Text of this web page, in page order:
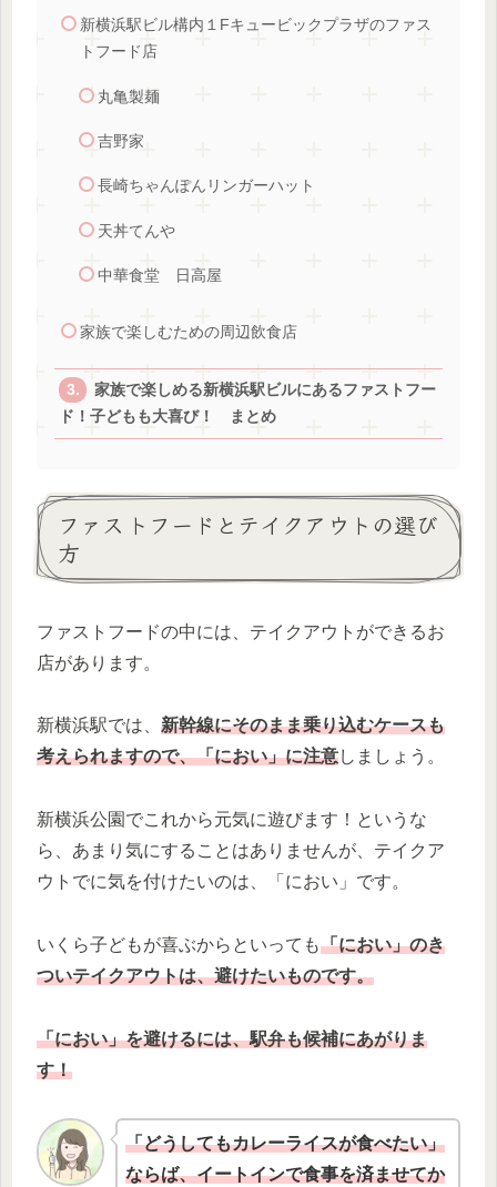
新横浜駅ビル構内１Fキュービックプラザのファス
トフード店
丸亀製麺
吉野家
長崎ちゃんぽんリンガーハット
天丼てんや
中華食堂 日高屋
家族で楽しむための周辺飲食店
家族で楽しめる新横浜駅ビルにあるファストフー
ド！子どもも大喜び！ まとめ
ファストフードとテイクアウトの選び
方
ファストフードの中には、テイクアウトができるお
店があります。
新横浜駅では、 新幹線にそのまま乗り込むケースも
考えられますので、「におい」に注意しましょう。
新横浜公園でこれから元気に遊びます！というな
ら、あまり気にすることはありませんが、テイクア
ウトでに気を付けたいのは、「におい」です。
いくら子どもが喜ぶからといっても「におい」のき
ついテイクアウトは、避けたいものです。
「におい」を避けるには、駅弁も候補にあがりま
す！
「どうしてもカレーライスが食べたい」
ならば、イートインで食事を済ませてか